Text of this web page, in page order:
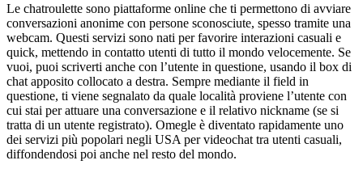
Le chatroulette sono piattaforme online che ti permettono di avviare
conversazioni anonime con persone sconosciute, spesso tramite una
webcam. Questi servizi sono nati per favorire interazioni casuali e
quick, mettendo in contatto utenti di tutto il mondo velocemente. Se
vuoi, puoi scriverti anche con l’utente in questione, usando il box di
chat apposito collocato a destra. Sempre mediante il field in
questione, ti viene segnalato da quale località proviene l’utente con
cui stai per attuare una conversazione e il relativo nickname (se si
tratta di un utente registrato). Omegle è diventato rapidamente uno
dei servizi più popolari negli USA per videochat tra utenti casuali,
diffondendosi poi anche nel resto del mondo.